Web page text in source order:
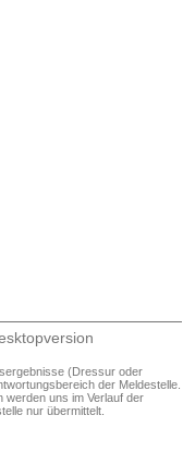
(Dressur oder
der Meldestelle.
werden uns im Verlauf der
nur übermittelt.